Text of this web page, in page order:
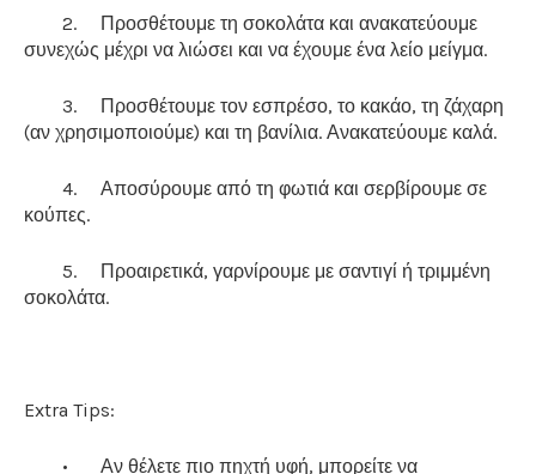
2.
Προσθέτουμε τη σοκολάτα και ανακατεύουμε
συνεχώς μέχρι να λιώσει και να έχουμε ένα λείο μείγμα.
3.
Προσθέτουμε τον εσπρέσο, το κακάο, τη ζάχαρη
(αν χρησιμοποιούμε) και τη βανίλια. Ανακατεύουμε καλά.
4.
Αποσύρουμε από τη φωτιά και σερβίρουμε σε
κούπες.
5.
Προαιρετικά, γαρνίρουμε με σαντιγί ή τριμμένη
σοκολάτα.
Extra Tips:
• Αν θέλετε πιο πηχτή υφή, μπορείτε να